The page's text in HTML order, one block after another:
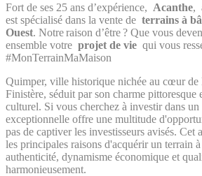
Fort de ses 25 ans d’expérience, Acanthe,
est spécialisé dans la vente de terrains à
Ouest. Notre raison d’être ? Que vous
ensemble votre projet de vie qui vous
#MonTerrainMaMaison
Quimper, ville historique nichée au cœur de
Finistère, séduit par son charme pittoresque
culturel. Si vous cherchez à investir dans
exceptionnelle offre une multitude
pas de captiver les investisseurs avisés. Cet
les principales raisons d'acquérir un terrain
authenticité, dynamisme économique et
harmonieusement.